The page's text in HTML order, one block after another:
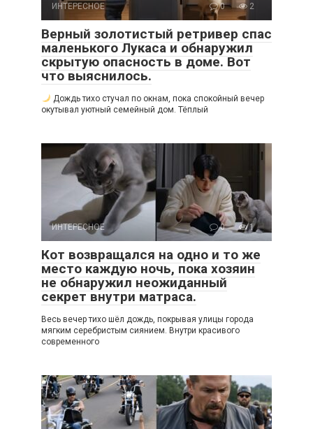
ИНТЕРЕСНОЕ 0 2
Верный золотистый ретривер спас
маленького Лукаса и обнаружил
скрытую опасность в доме. Вот
что выяснилось.
Дождь тихо стучал по окнам, пока спокойный вечер
окутывал уютный семейный дом. Тёплый
ИНТЕРЕСНОЕ 0 1
Кот возвращался на одно и то же
место каждую ночь, пока хозяин
не обнаружил неожиданный
секрет внутри матраса.
Весь вечер тихо шёл дождь, покрывая улицы города
мягким серебристым сиянием. Внутри красивого
современного